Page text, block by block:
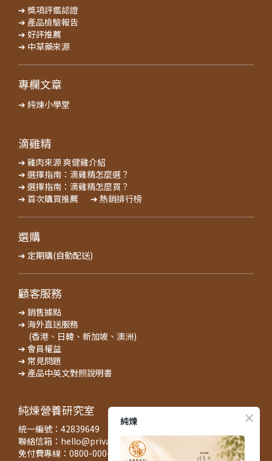
➔ 獎項評鑑認證
➔ 產品檢驗報告
➔ 好評推薦
➔ 中草藥來源
專欄文章
➔ 純煉小學堂
滴雞精
➔ 雞肉來源 爽健雞介紹
➔ 選擇指南：滴雞精怎麼選？
➔ 選擇指南：滴雞精怎麼買？
➔ 首次購買推薦
➔ 熱銷排行榜
選購
➔ 定期購(自動配送)
顧客服務
➔ 銷售據點
➔ 海外直送服務
(香港、日韓、新加坡、澳洲)
➔ 會員權益
➔ 常見問題
➔ 產品中英文對照說明書
純煉營養研究室
統一編號：42839649
聯絡信箱：hello@privatecuisine.tw
免付費專線：0800-000-422
純煉